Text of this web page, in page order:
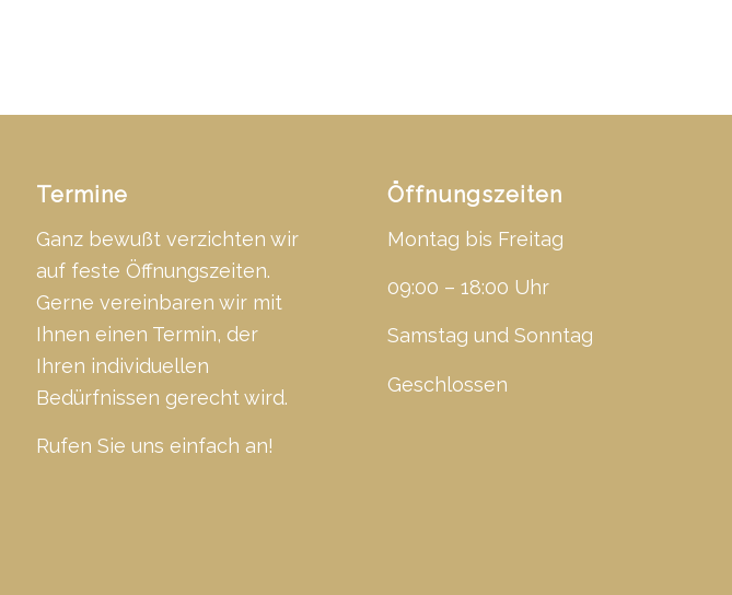
Termine
Ganz bewußt verzichten wir
auf feste Öffnungszeiten.
Gerne vereinbaren wir mit
Ihnen einen Termin, der
Ihren individuellen
Bedürfnissen gerecht wird.
Rufen Sie uns einfach an!
Öffnungszeiten
Montag bis Freitag
09:00 – 18:00 Uhr
Samstag und Sonntag
Geschlossen